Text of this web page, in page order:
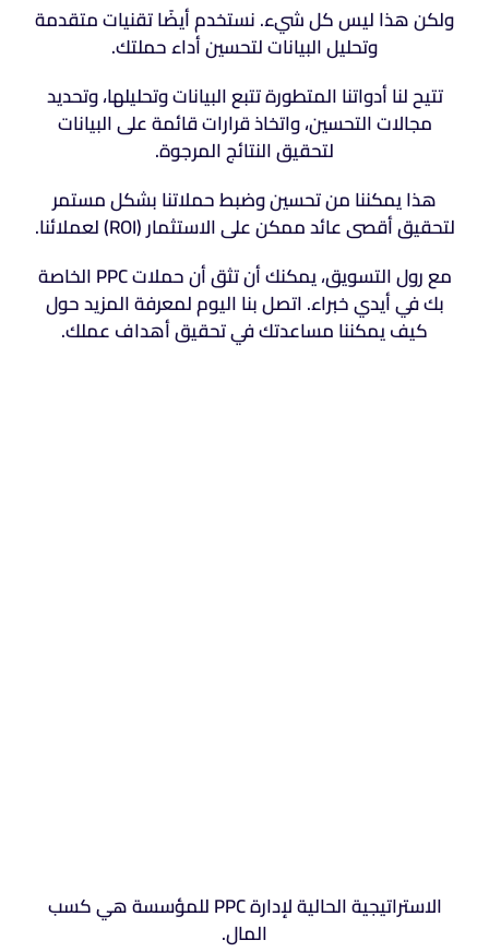
ولكن هذا ليس كل شيء. نستخدم أيضًا تقنيات متقدمة
وتحليل البيانات لتحسين أداء حملتك.
تتيح لنا أدواتنا المتطورة تتبع البيانات وتحليلها، وتحديد
مجالات التحسين، واتخاذ قرارات قائمة على البيانات
لتحقيق النتائج المرجوة.
هذا يمكننا من تحسين وضبط حملاتنا بشكل مستمر
لتحقيق أقصى عائد ممكن على الاستثمار (ROI) لعملائنا.
مع رول التسويق، يمكنك أن تثق أن حملات PPC الخاصة
بك في أيدي خبراء. اتصل بنا اليوم لمعرفة المزيد حول
كيف يمكننا مساعدتك في تحقيق أهداف عملك.
الاستراتيجية الحالية لإدارة PPC للمؤسسة هي كسب
المال.